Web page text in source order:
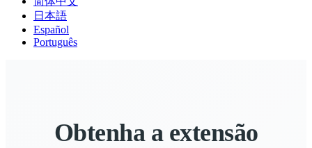
日本語
Español
Português
Obtenha a extensão